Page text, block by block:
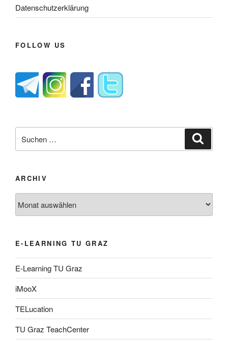
Datenschutzerklärung
FOLLOW US
nach:
ARCHIV
E-LEARNING TU GRAZ
E-Learning TU Graz
iMooX
TELucation
TU Graz TeachCenter